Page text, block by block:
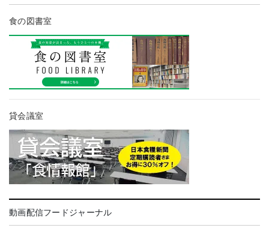
食の図書室
貸会議室
動画配信フードジャーナル